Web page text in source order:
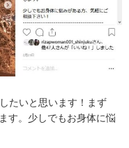
たいと思います！まず
す。少しでもお身体に悩